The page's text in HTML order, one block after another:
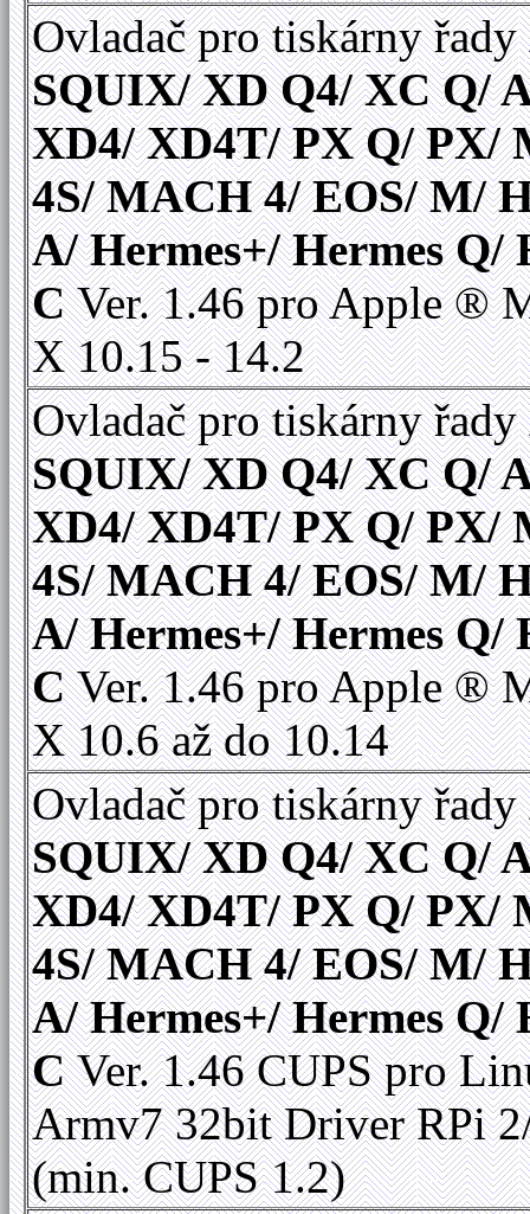
Ovladač pro tiskárny řady
SQUIX/ XD Q4/ XC Q/
XD4/ XD4T/ PX Q/ PX/
4S/ MACH 4/ EOS/ M/
A/ Hermes+/ Hermes Q/
CVer. 1.46 pro Apple ®
X 10.15 - 14.2
Ovladač pro tiskárny řady
SQUIX/ XD Q4/ XC Q/
XD4/ XD4T/ PX Q/ PX/
4S/ MACH 4/ EOS/ M/
A/ Hermes+/ Hermes Q/
CVer. 1.46 pro Apple ®
X 10.6 až do 10.14
Ovladač pro tiskárny řady
SQUIX/ XD Q4/ XC Q/
XD4/ XD4T/ PX Q/ PX/
4S/ MACH 4/ EOS/ M/
A/ Hermes+/ Hermes Q/
CVer. 1.46 CUPS pro
Armv7 32bit Driver RPi
(min. CUPS 1.2)